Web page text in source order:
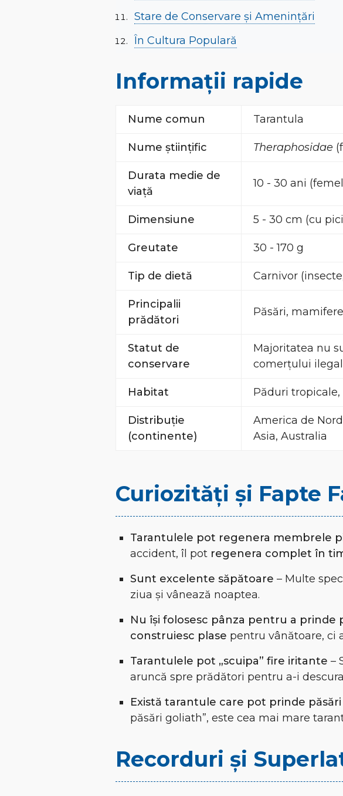
Stare de Conservare și Amenințări
În Cultura Populară
Informații rapide
Nume comun Tarantula
Nume științific Theraphosidae
Durata medie de
viață
10 - 30 ani
Dimensiune 5 - 30 cm (cu
Greutate 30 - 170 g
Tip de dietă Carnivor
Principalii
prădători
Păsări,
Statut de
conservare
Majoritatea nu
comerțului ilegal
Habitat Păduri
Distribuție
(continente)
America de
Asia, Australia
Curiozități și Fapte
Tarantulele pot regenera membrele
accident, îl pot regenera complet în
Sunt excelente săpătoare – Multe
ziua și vânează noaptea.
Nu își folosesc pânza pentru a prinde
construiesc plase pentru vânătoare, ci
Tarantulele pot „scuipa” fire iritante –
aruncă spre prădători pentru a-i
Există tarantule care pot prinde păsări
păsări goliath”, este cea mai mare
Recorduri și